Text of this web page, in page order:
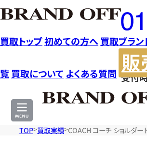
リ
ー
ダ
イ
ヤ
ル
受付
買取トップ初めての方へ 買取ブラ
覧 買取について よくある質問
TOP 買取実績 COACH コーチ ショルダ